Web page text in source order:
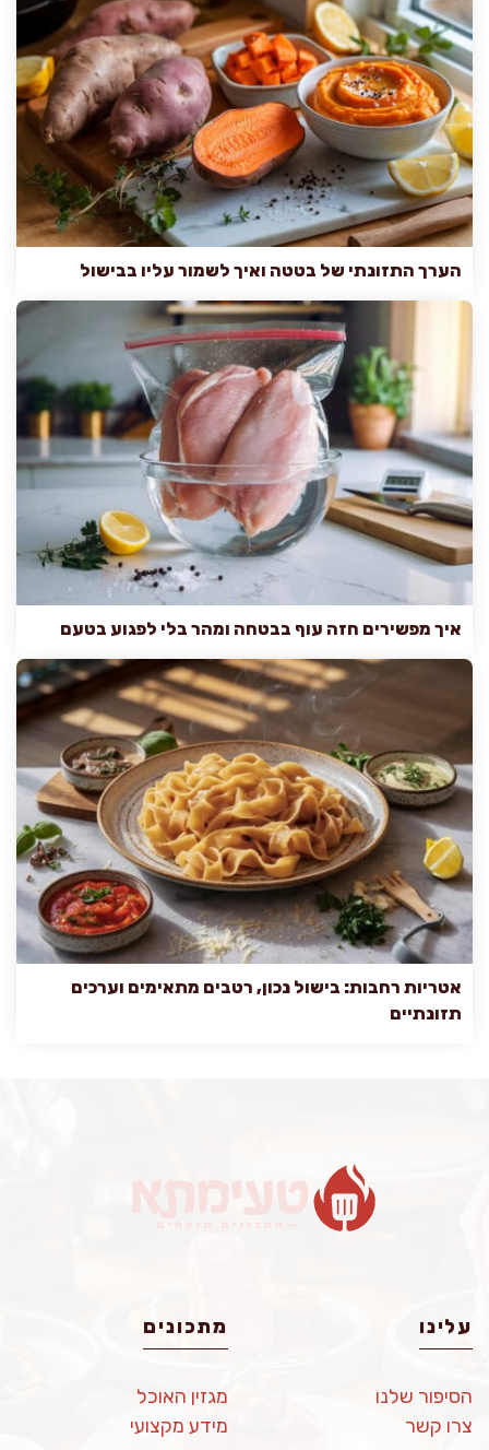
הערך התזונתי של בטטה ואיך לשמור עליו בבישול
איך מפשירים חזה עוף בבטחה ומהר בלי לפגוע בטעם
אטריות רחבות: בישול נכון, רטבים מתאימים וערכים
תזונתיים
עלינו
הסיפור שלנו
צרו קשר
מתכונים
מגזין האוכל
מידע מקצועי